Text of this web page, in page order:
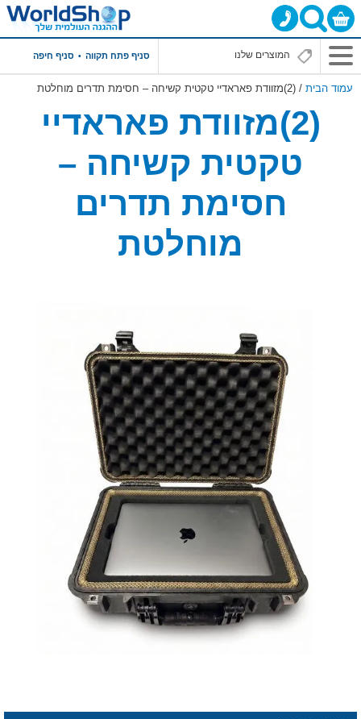
סניף פתח תקווה סניף חיפה
עמוד הבית / (2)מזוודת פאראדיי טקטית קשיחה – חסימת תדרים מוחלטת
(2)מזוודת פאראדיי
טקטית קשיחה –
חסימת תדרים
מוחלטת